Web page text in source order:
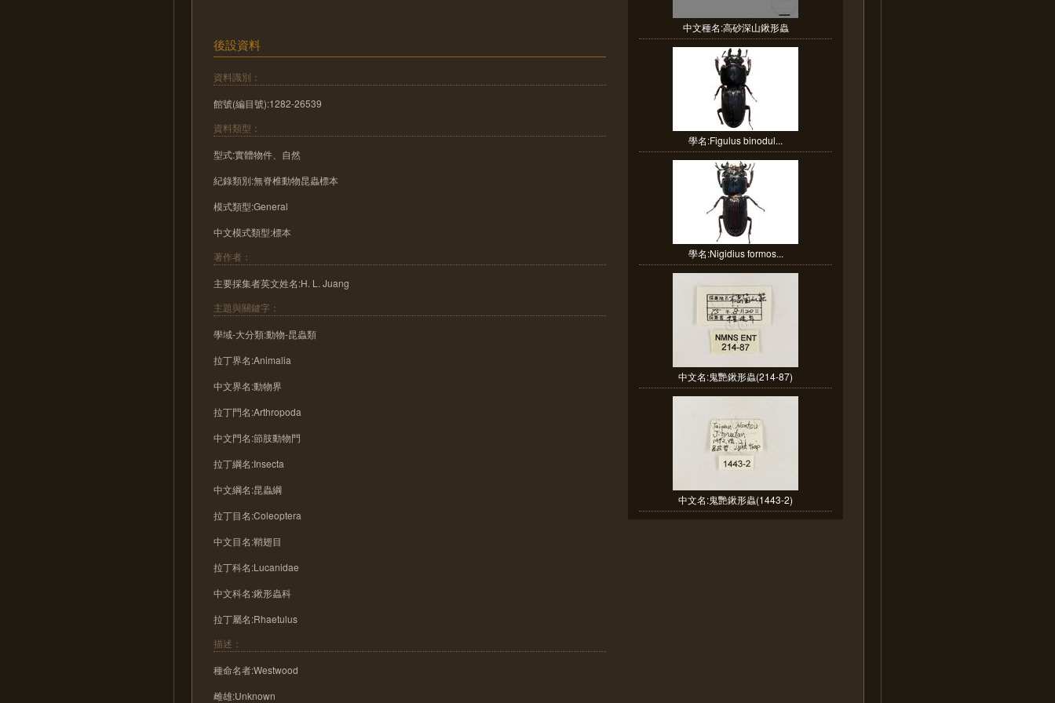
後設資料
資料識別：
館號(編目號):1282-26539
資料類型：
型式:實體物件、自然
紀錄類別:無脊椎動物昆蟲標本
模式類型:General
中文模式類型:標本
著作者：
主要採集者英文姓名:H. L. Juang
主題與關鍵字：
學域-大分類:動物-昆蟲類
拉丁界名:Animalia
中文界名:動物界
拉丁門名:Arthropoda
中文門名:節肢動物門
拉丁綱名:Insecta
中文綱名:昆蟲綱
拉丁目名:Coleoptera
中文目名:鞘翅目
拉丁科名:Lucanidae
中文科名:鍬形蟲科
拉丁屬名:Rhaetulus
描述：
種命名者:Westwood
雌雄:Unknown
中文種名:高砂深山鍬形蟲
學名:Figulus binodul...
學名:Nigidius formos...
中文名:鬼艷鍬形蟲(214-87)
中文名:鬼艷鍬形蟲(1443-2)